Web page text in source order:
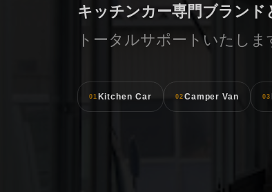
キッチンカー専門ブランド
トータルサポートいたしま
01 Kitchen Car 02 Camper Van 03